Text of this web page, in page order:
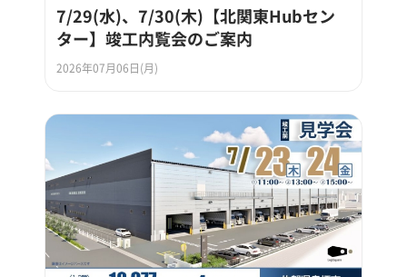
7/29(水)、7/30(木)【北関東Hubセン
ター】竣工内覧会のご案内
2026年07月06日(月)